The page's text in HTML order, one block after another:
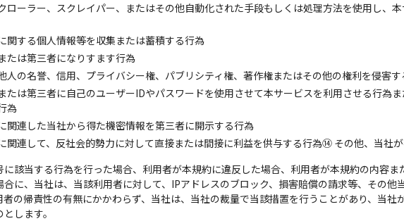
ローラー、スクレイパー、またはその他自動化された手段もしくは処理方法を使用し、
関する個人情報等を収集または蓄積する行為
たは第三者になりすます行為
人の名誉、信用、プライバシー権、パブリシティ権、著作権またはその他の権利を侵害
たは第三者に自己のユーザーIDやパスワードを使用させて本サービスを利用させる行為
為
関連した当社から得た機密情報を第三者に開示する行為
関連して、反社会的勢力に対して直接または間接に利益を供与する行為⑭ その他、当社
に該当する行為を行った場合、利用者が本規約に違反した場合、利用者が本規約の内容
合に、当社は、当該利用者に対して、IPアドレスのブロック、損害賠償の請求等、その
の帰責性の有無にかかわらず、当社は、当社の裁量で当該措置を行うことがあり、当
します。